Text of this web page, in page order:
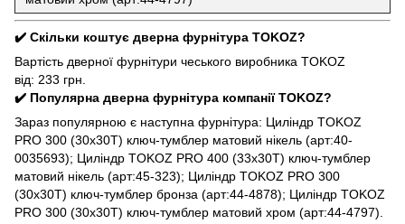
✔️ Скільки коштує дверна фурнітура TOKOZ?
Вартість дверної фурнітури чеського виробника TOKOZ
від: 233 грн.
✔️ Популярна дверна фурнітура компанії TOKOZ?
Зараз популярною є наступна фурнітура: Циліндр TOKOZ
PRO 300 (30x30T) ключ-тумблер матовий нікель (арт:40-
0035693); Циліндр TOKOZ PRO 400 (33x30T) ключ-тумблер
матовий нікель (арт:45-323); Циліндр TOKOZ PRO 300
(30x30T) ключ-тумблер бронза (арт:44-4878); Циліндр TOKOZ
PRO 300 (30x30T) ключ-тумблер матовий хром (арт:44-4797).